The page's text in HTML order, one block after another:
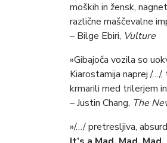
moških in žensk,
različne maščevalne
– Bilge Ebiri, Vulture
»Gibajoča vozila so
Kiarostamija naprej /
krmarili med trilerjem
– Justin Chang, The
»/…/ pretresljiva,